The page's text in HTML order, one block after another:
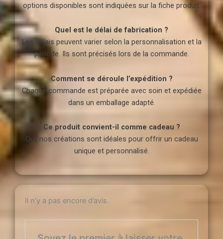
options disponibles sont indiquées sur la fiche produit.
Quel est le délai de fabrication ?
Les délais peuvent varier selon la personnalisation et la
période. Ils sont précisés lors de la commande.
Comment se déroule l’expédition ?
Chaque commande est préparée avec soin et expédiée
dans un emballage adapté.
Ce produit convient-il comme cadeau ?
Oui, nos créations sont idéales pour offrir un cadeau
unique et personnalisé.
Il n’y a pas encore d’avis.